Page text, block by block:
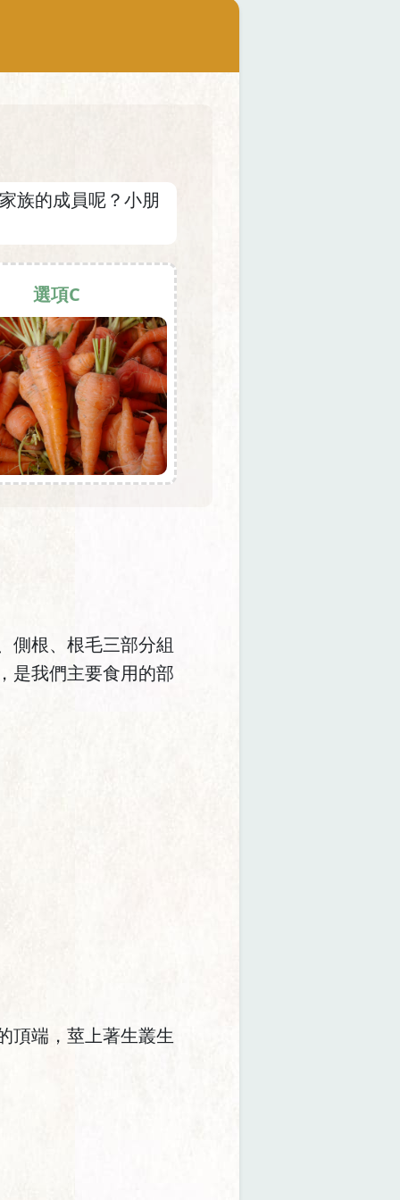
族的成員呢？小朋
選項C
側根、根毛三部分組
是我們主要食用的部
頂端，莖上著生叢生